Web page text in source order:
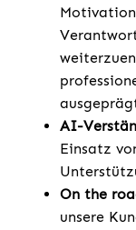
AI-
Einsatz
On the
unsere